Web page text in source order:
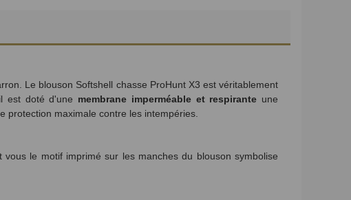
Le blouson Softshell chasse ProHunt X3 est véritablement
est doté d'une membrane imperméable et respirante une
protection maximale contre les intempéries.
le motif imprimé sur les manches du blouson symbolise